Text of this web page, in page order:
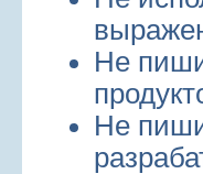
Не
Не